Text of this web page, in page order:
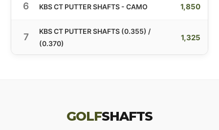
6 KBS CT PUTTER SHAFTS - CAMO 1,850
7
KBS CT PUTTER SHAFTS (0.355) /
(0.370)
1,325
GOLFSHAFTS